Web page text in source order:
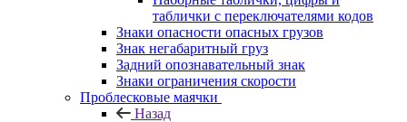
таблички с переключателями кодов
Знаки опасности опасных грузов
Знак негабаритный груз
Задний опознавательный знак
Знаки ограничения скорости
Проблесковые маячки
Назад